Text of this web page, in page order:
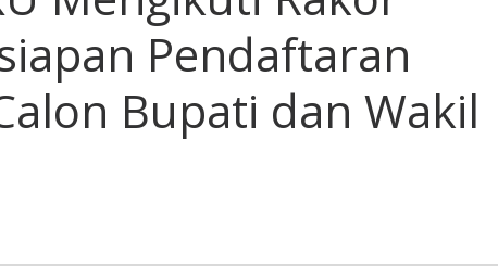
Pendaftaran
Bupati dan Wakil